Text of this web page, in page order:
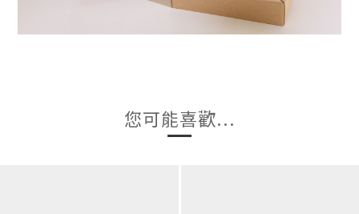
您可能喜歡...